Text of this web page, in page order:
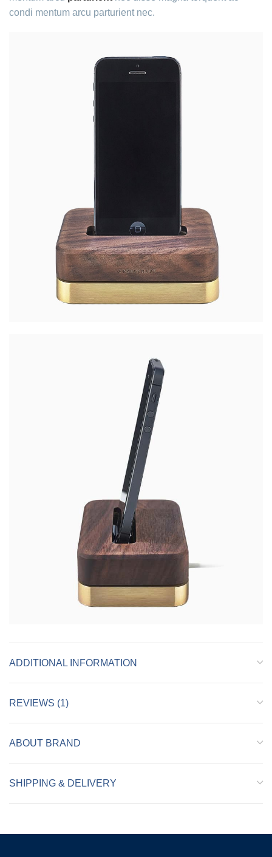
condi mentum arcu parturient nec.
ADDITIONAL INFORMATION
REVIEWS (1)
ABOUT BRAND
SHIPPING & DELIVERY